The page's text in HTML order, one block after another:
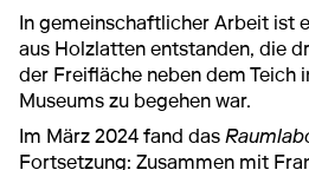
In gemeinschaftlicher Arbeit ist
aus Holzlatten entstanden, die
der Freifläche neben dem Teich
Museums zu begehen war.
Im März 2024 fand das
Fortsetzung: Zusammen mit